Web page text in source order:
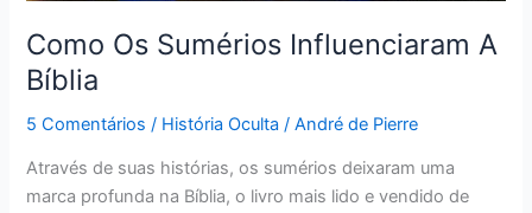
Como Os Sumérios Influenciaram A
Bíblia
5 Comentários / História Oculta /André de Pierre
Através de suas histórias, os sumérios deixaram uma
marca profunda na Bíblia, o livro mais lido e vendido de